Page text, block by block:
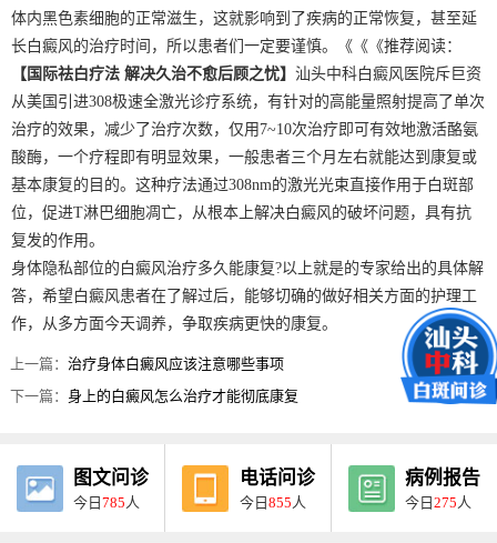
体内黑色素细胞的正常滋生，这就影响到了疾病的正常恢复，甚至延
长白癜风的治疗时间，所以患者们一定要谨慎。《《《推荐阅读：
【国际祛白疗法 解决久治不愈后顾之忧】 汕头中科白癜风医院斥巨资
从美国引进308极速全激光诊疗系统，有针对的高能量照射提高了单次
治疗的效果，减少了治疗次数，仅用7~10次治疗即可有效地激活酪氨
酸酶，一个疗程即有明显效果，一般患者三个月左右就能达到康复或
基本康复的目的。这种疗法通过308nm的激光光束直接作用于白斑部
位，促进T淋巴细胞凋亡，从根本上解决白癜风的破坏问题，具有抗
复发的作用。
身体隐私部位的白癜风治疗多久能康复?以上就是的专家给出的具体解
答，希望白癜风患者在了解过后，能够切确的做好相关方面的护理工
作，从多方面今天调养，争取疾病更快的康复。
上一篇：治疗身体白癜风应该注意哪些事项
下一篇： 身上的白癜风怎么治疗才能彻底康复
图文问诊
今日785 人
电话问诊
今日855 人
病例报告
今日275 人